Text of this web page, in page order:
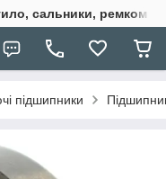
сальники,
підшипники